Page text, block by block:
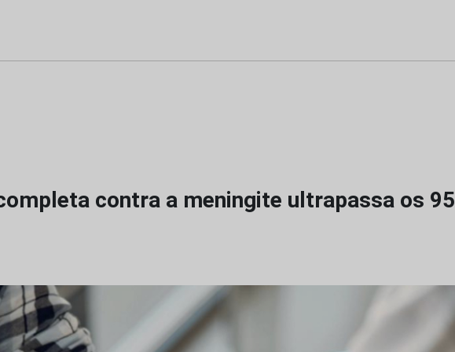
contra a meningite ultrapassa os 95